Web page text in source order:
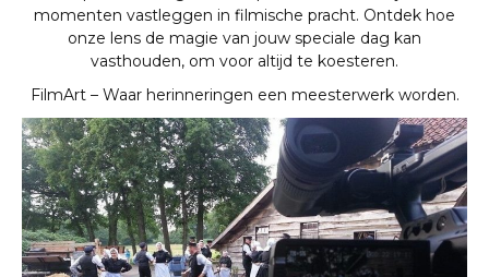
momenten vastleggen in filmische pracht. Ontdek hoe
onze lens de magie van jouw speciale dag kan
vasthouden, om voor altijd te koesteren.
FilmArt – Waar herinneringen een meesterwerk worden.